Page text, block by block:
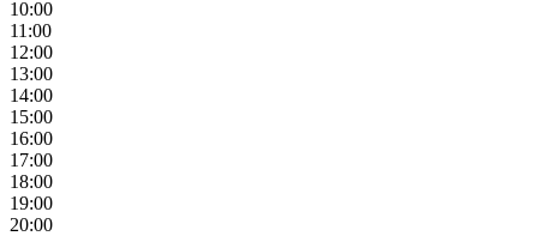
10:00
11:00
12:00
13:00
14:00
15:00
16:00
17:00
18:00
19:00
20:00